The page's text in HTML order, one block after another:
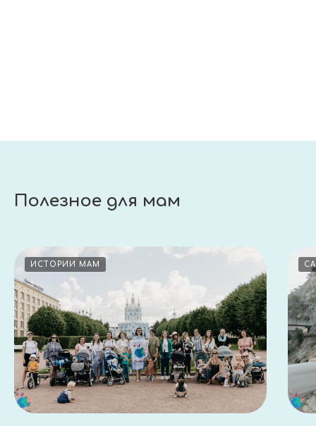
Полезное для мам
ИСТОРИИ МАМ